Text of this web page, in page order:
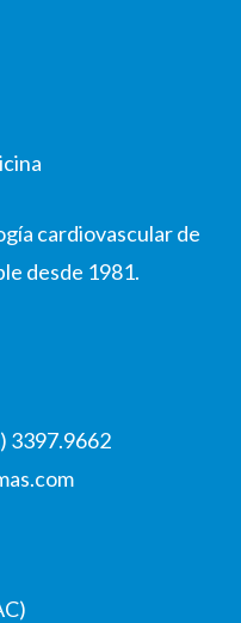
cardiovascular de
desde 1981.
3397.9662